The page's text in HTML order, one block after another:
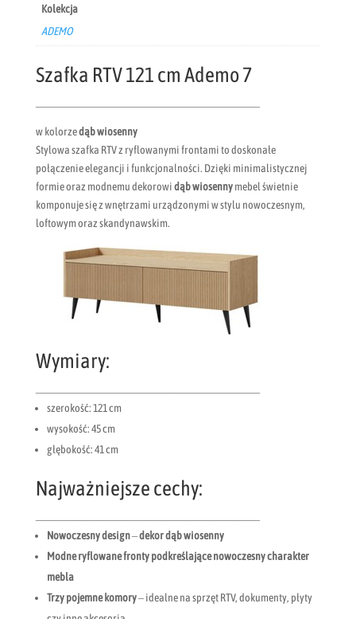
Szafka RTV 121 cm Ademo 7
w kolorzedąb wiosenny
Stylowa szafka RTV z ryflowanymi frontami to doskonałe
połączenie elegancji i funkcjonalności. Dzięki minimalistycznej
formie oraz modnemu dekorowidąb wiosennymebel świetnie
komponuje się z wnętrzami urządzonymi w stylu nowoczesnym,
loftowym oraz skandynawskim.
Wymiary:
szerokość: 121 cm
wysokość: 45 cm
głębokość: 41 cm
Najważniejsze cechy:
Nowoczesny design–dekor dąb wiosenny
Modne ryflowane fronty podkreślające nowoczesny charakter
mebla
Trzy pojemne komory– idealne na sprzęt RTV, dokumenty, płyty
Kolekcja
ADEMO